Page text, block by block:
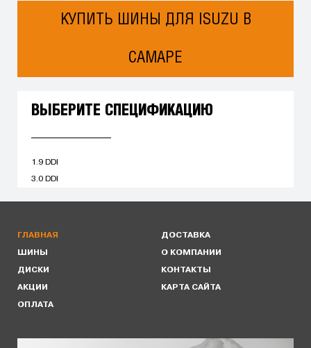
КУПИТЬ ШИНЫ ДЛЯ ISUZU В
САМАРЕ
ВЫБЕРИТЕ СПЕЦИФИКАЦИЮ
1.9 DDI
3.0 DDI
ГЛАВНАЯ
ШИНЫ
ДИСКИ
АКЦИИ
ОПЛАТА
ДОСТАВКА
О КОМПАНИИ
КОНТАКТЫ
КАРТА САЙТА